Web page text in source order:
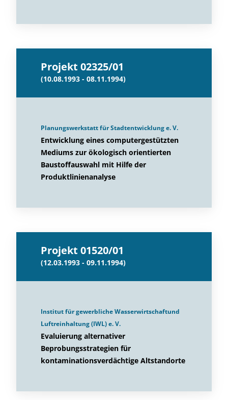
Projekt 02325/01
(10.08.1993 - 08.11.1994)
Planungswerkstatt für Stadtentwicklung e. V.
Entwicklung eines computergestützten
Mediums zur ökologisch orientierten
Baustoffauswahl mit Hilfe der
Produktlinienanalyse
Projekt 01520/01
(12.03.1993 - 09.11.1994)
Institut für gewerbliche Wasserwirtschaftund
Luftreinhaltung (IWL) e. V.
Evaluierung alternativer
Beprobungsstrategien für
kontaminationsverdächtige Altstandorte